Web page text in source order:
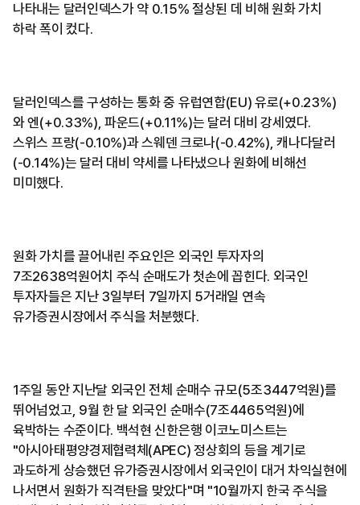
나타내는 달러인덱스가 약 0.15% 절상된 데 비해 원화 가치
하락 폭이 컸다.
달러인덱스를 구성하는 통화 중 유럽연합(EU) 유로(+0.23%)
와 엔(+0.33%), 파운드(+0.11%)는 달러 대비 강세였다.
스위스 프랑(-0.10%)과 스웨덴 크로나(-0.42%), 캐나다달러
(-0.14%)는 달러 대비 약세를 나타냈으나 원화에 비해선
미미했다.
원화 가치를 끌어내린 주요인은 외국인 투자자의
7조2638억원어치 주식 순매도가 첫손에 꼽힌다. 외국인
투자자들은 지난 3일부터 7일까지 5거래일 연속
유가증권시장에서 주식을 처분했다.
1주일 동안 지난달 외국인 전체 순매수 규모(5조3447억원)를
뛰어넘었고, 9월 한 달 외국인 순매수(7조4465억원)에
육박하는 수준이다. 백석현 신한은행 이코노미스트는
"아시아태평양경제협력체(APEC) 정상회의 등을 계기로
과도하게 상승했던 유가증권시장에서 외국인이 대거 차익실현에
나서면서 원화가 직격탄을 맞았다"며 "10월까지 한국 주식을